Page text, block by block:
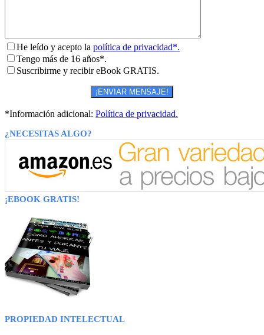
He leído y acepto la política de privacidad*.
Tengo más de 16 años*.
Suscribirme y recibir eBook GRATIS.
*Información adicional: Política de privacidad.
¿NECESITAS ALGO?
¡EBOOK GRATIS!
PROPIEDAD INTELECTUAL